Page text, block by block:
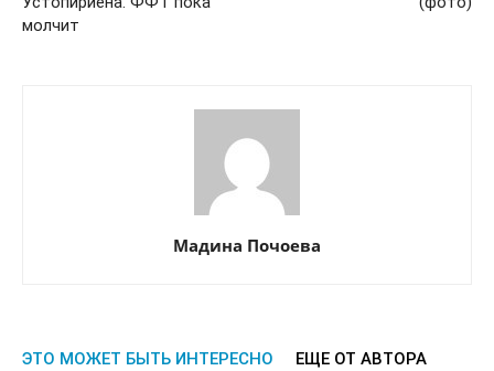
молчит
Мадина Почоева
ЭТО МОЖЕТ БЫТЬ ИНТЕРЕСНО ЕЩЕ ОТ АВТОРА